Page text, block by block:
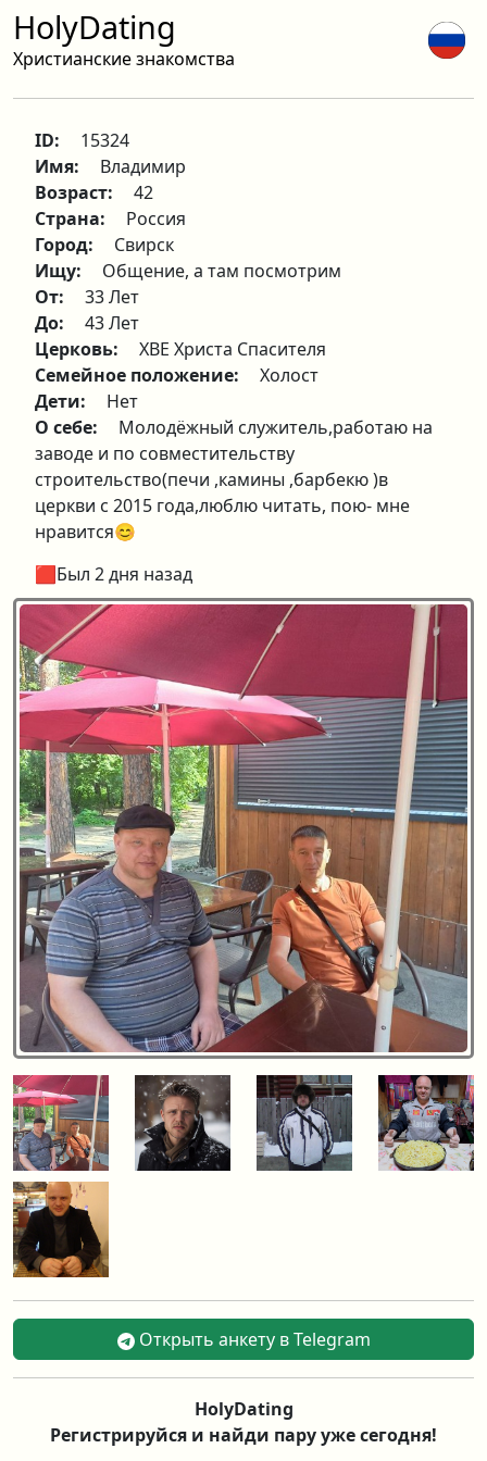
HolyDating
Христианские знакомства
ID:
15324
Имя:
Владимир
Возраст:
42
Страна:
Россия
Город:
Свирск
Ищу:
Общение, а там посмотрим
От:
33 Лет
До:
43 Лет
Церковь:
ХВЕ Христа Спасителя
Семейное положение:
Холост
Дети:
Нет
О себе:
Молодёжный служитель,работаю на
заводе и по совместительству
строительство(печи ,камины ,барбекю )в
церкви с 2015 года,люблю читать, пою- мне
нравится😊
🟥Был 2 дня назад
Открыть анкету в Telegram
HolyDating
Регистрируйся и найди пару уже сегодня!